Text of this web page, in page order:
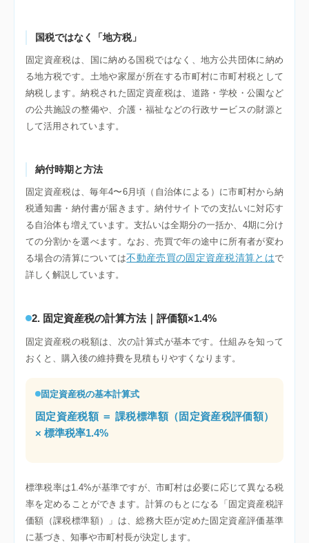
国税ではなく「地方税」
固定資産税は、国に納める国税ではなく、地方公共団体に納め
る地方税です。土地や家屋が所在する市町村に市町村税として
納税します。納税された固定資産税は、道路・学校・公園など
の公共施設の整備や、介護・福祉などの行政サービスの財源と
して活用されています。
納付時期と方法
固定資産税は、毎年4〜6月頃（自治体による）に市町村から納
税通知書・納付書が届きます。納付サイトでの支払いに対応す
る自治体も増えています。支払いは全期分の一括か、4期に分け
ての分割かを選べます。なお、売買で年の途中に所有者が変わ
る場合の清算については不動産売買の固定資産税清算とはで
詳しく解説しています。
2. 固定資産税の計算方法｜評価額×1.4%
固定資産税の税額は、次の計算式が基本です。仕組みを知って
おくと、購入後の維持費を見積もりやすくなります。
固定資産税の基本計算式
固定資産税額 ＝ 課税標準額（固定資産税評価額）
× 標準税率1.4%
標準税率は1.4%が基準ですが、市町村は必要に応じて異なる税
率を定めることができます。計算のもとになる「固定資産税評
価額（課税標準額）」は、総務大臣が定めた固定資産評価基準
に基づき、知事や市町村長が決定します。